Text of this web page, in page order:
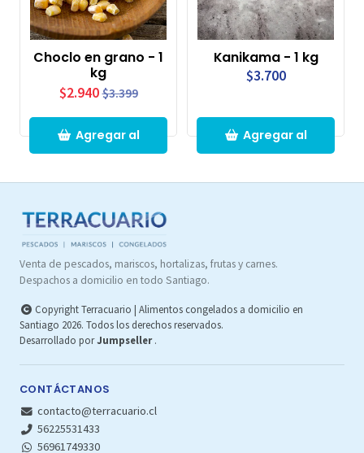
Choclo en grano - 1
kg
$2.940 $3.399
Agregar al
Kanikama - 1 kg
$3.700
Agregar al
Venta de pescados, mariscos, hortalizas, frutas y carnes.
Despachos a domicilio en todo Santiago.
Copyright Terracuario | Alimentos congelados a domicilio en
Santiago 2026. Todos los derechos reservados.
Desarrollado porJumpseller .
CONTÁCTANOS
contacto@terracuario.cl
56225531433
56961749330